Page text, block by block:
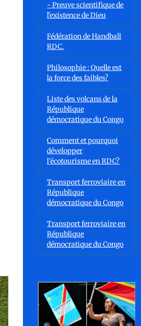
- Preuve scientifique de
l'existence de Dieu
Fédération de Handball
RDC.
Philosophie : Quelle est
la force des faibles?
Liste des volcans de la
République
démocratique du Congo
Comment et pourquoi
développer
l’écotourisme en RDC?
Transport ferroviaire en
République
démocratique du Congo
Transport ferroviaire en
République
démocratique du Congo